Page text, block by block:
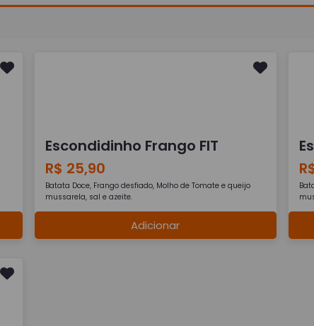
Escondidinho Frango FIT
R$ 25,90
Batata Doce, Frango desfiado, Molho de Tomate e queijo
mussarela, sal e azeite.
Adicionar